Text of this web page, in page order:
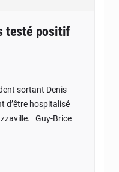
testé positif
sortant Denis
d’être hospitalisé
Guy-Brice